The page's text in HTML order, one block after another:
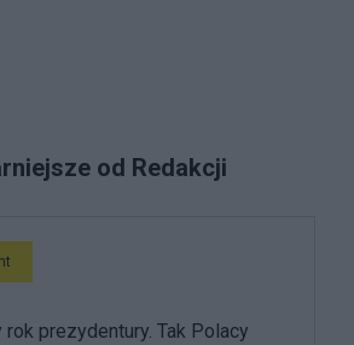
od Redakcji
prezydentury. Tak Polacy